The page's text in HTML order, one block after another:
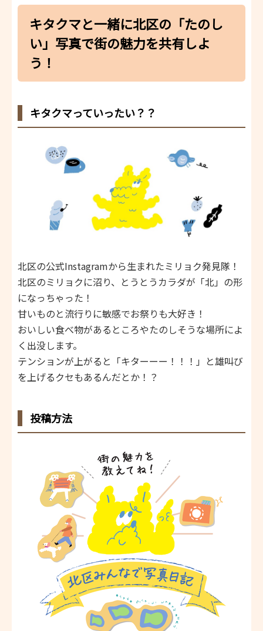
キタクマと一緒に北区の「たのし
い」写真で街の魅力を共有しよ
う！
キタクマっていったい？？
北区の公式Instagramから生まれたミリョク発見隊！
北区のミリョクに沼り、とうとうカラダが「北」の形
になっちゃった！
甘いものと流行りに敏感でお祭りも大好き！
おいしい食べ物があるところやたのしそうな場所によ
く出没します。
テンションが上がると「キターーー！！！」と雄叫び
を上げるクセもあるんだとか！？
投稿方法